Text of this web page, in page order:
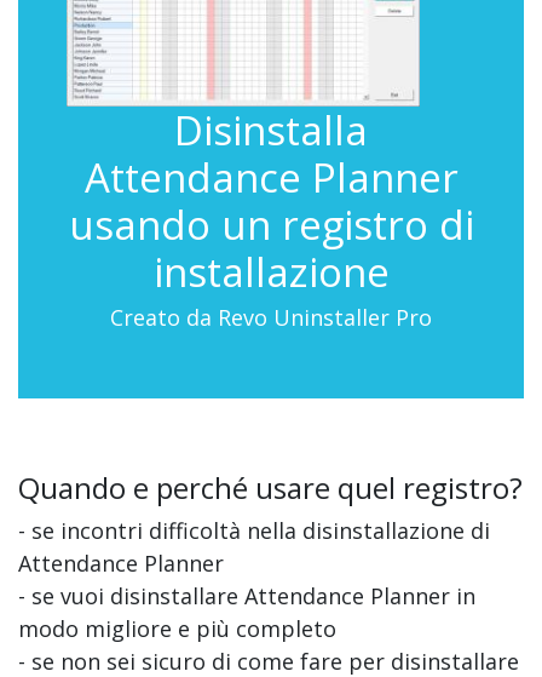
Disinstalla
Attendance Planner
usando un registro di
installazione
Creato da Revo Uninstaller Pro
Quando e perché usare quel registro?
- se incontri difficoltà nella disinstallazione di
Attendance Planner
- se vuoi disinstallare Attendance Planner in
modo migliore e più completo
- se non sei sicuro di come fare per disinstallare